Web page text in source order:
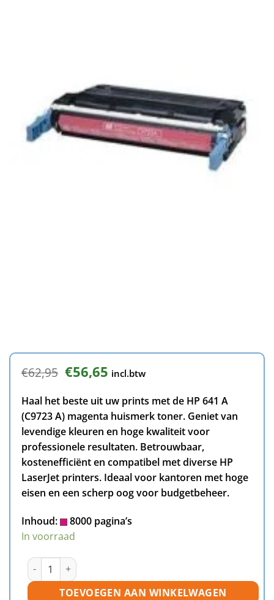
€62,95 Oorspronkelijke
prijs
was:
€62,95.
€56,65Huidige
prijs
€56,65.
incl.btw
Haal het beste uit uw prints met de HP 641 A
(C9723 A) magenta huismerk toner. Geniet van
levendige kleuren en hoge kwaliteit voor
professionele resultaten. Betrouwbaar,
kostenefficiënt en compatibel met diverse HP
LaserJet printers. Ideaal voor kantoren met hoge
eisen en een scherp oog voor budgetbeheer.
Inhoud:
8000 pagina’s
In voorraad
HP 641A (C9723A) toner magenta huismerk aantal
TOEVOEGEN AAN WINKELWAGEN